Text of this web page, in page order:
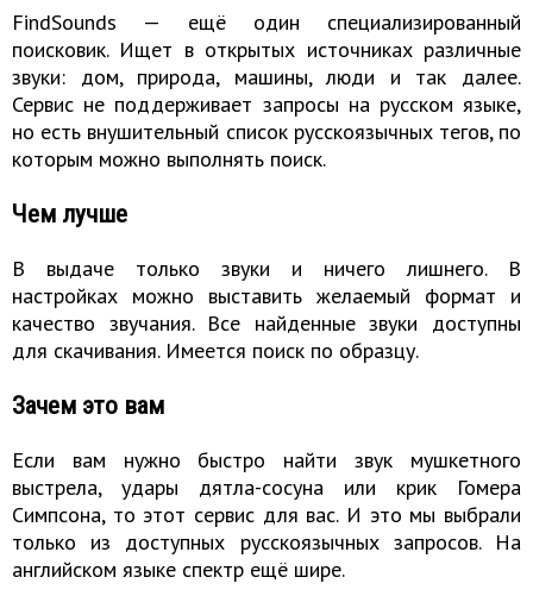
FindSounds — ещё один специализированный
поисковик. Ищет в открытых источниках различные
звуки: дом, природа, машины, люди и так далее.
Сервис не поддерживает запросы на русском языке,
но есть внушительный список русскоязычных тегов, по
которым можно выполнять поиск.
Чем лучше
В выдаче только звуки и ничего лишнего. В
настройках можно выставить желаемый формат и
качество звучания. Все найденные звуки доступны
для скачивания. Имеется поиск по образцу.
Зачем это вам
Если вам нужно быстро найти звук мушкетного
выстрела, удары дятла-сосуна или крик Гомера
Симпсона, то этот сервис для вас. И это мы выбрали
только из доступных русскоязычных запросов. На
английском языке спектр ещё шире.